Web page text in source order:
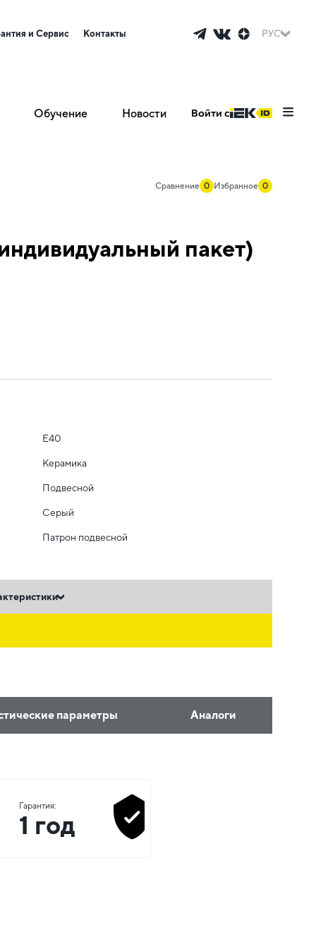
и Сервис Контакты РУС
Обучение Новости Войти с
Сравнение 0 Избранное 0
пакет)
E40
Керамика
Подвесной
Серый
Патрон подвесной
параметры Аналоги
Гарантия:
1 год